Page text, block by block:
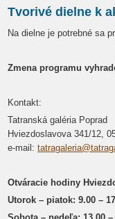
Tvorivé dielne k
Na dielne je potrebné sa
Zmena programu
Kontakt:
Tatranská galéria Poprad
Hviezdoslavova 341/12,
e-mail:
Otváracie hodiny
Utorok – piatok: 9.00 –